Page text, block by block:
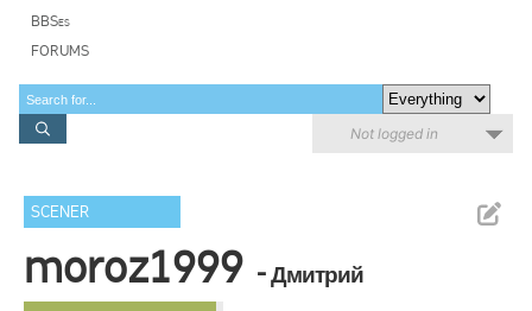
BBSes
FORUMS
Not logged in
SCENER
moroz1999 - Дмитрий